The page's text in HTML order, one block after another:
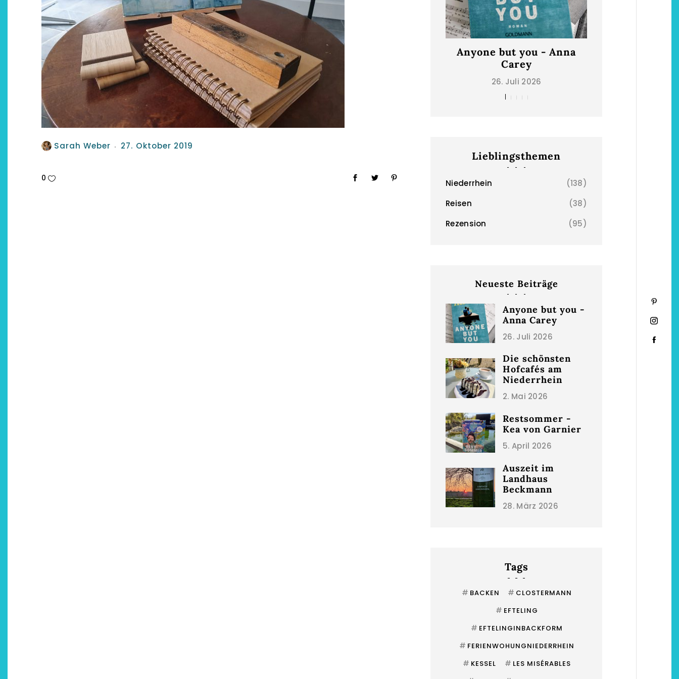
Niederrhein
2. Mai 2026
Anyone but you - Anna
Carey
26. Juli 2026
Lieblingsthemen
Niederrhein
(138)
Reisen
(38)
Rezension
(95)
Neueste Beiträge
Anyone but you -
Anna Carey
26. Juli 2026
Die schönsten
Hofcafés am
Niederrhein
2. Mai 2026
Restsommer -
Kea von Garnier
5. April 2026
Auszeit im
Landhaus
Beckmann
28. März 2026
Tags
# BACKEN # CLOSTERMANN
# EFTELING
# EFTELINGINBACKFORM
# FERIENWOHUNGNIEDERRHEIN
# KESSEL # LES MISÉRABLES
Sarah Weber 27. Oktober 2019
0